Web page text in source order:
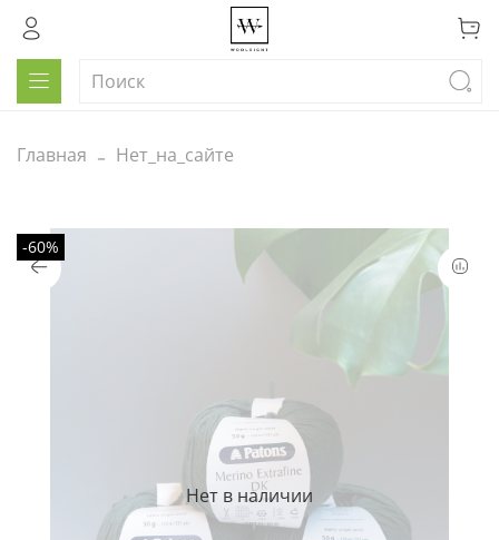
Главная Нет_на_сайте
Нет в наличии
-60%